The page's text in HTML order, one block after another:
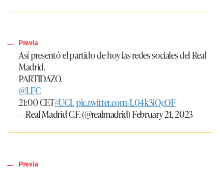
Previa
Así presentó el partido de hoy las redes sociales del Real
Madrid.
PARTIDAZO.
@LFC
21:00 CET#UCLpic.twitter.com/L04k3iQcOF
— Real Madrid C.F. (@realmadrid)February 21, 2023
Previa